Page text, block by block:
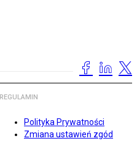
REGULAMIN
Polityka Prywatności
Zmiana ustawień zgód